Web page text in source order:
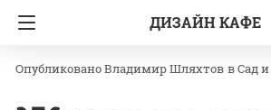
ДИЗАЙН КАФЕ
Главная Сад и огород
Владимир Шляхтов вСад и